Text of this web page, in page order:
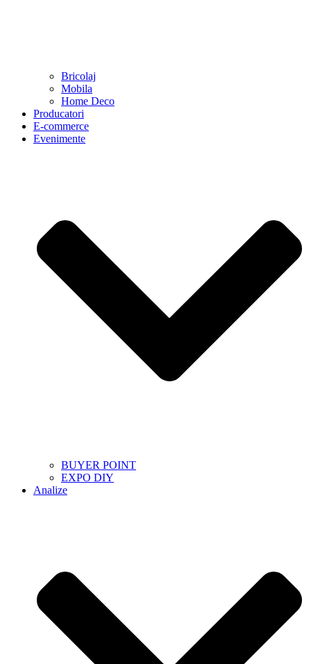
Bricolaj
Mobila
Home Deco
Producatori
E-commerce
Evenimente
BUYER POINT
EXPO DIY
Analize